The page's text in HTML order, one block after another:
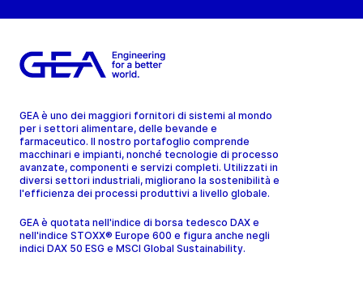
GEA è uno dei maggiori fornitori di sistemi al mondo
per i settori alimentare, delle bevande e
farmaceutico. Il nostro portafoglio comprende
macchinari e impianti, nonché tecnologie di processo
avanzate, componenti e servizi completi. Utilizzati in
diversi settori industriali, migliorano la sostenibilità e
l'efficienza dei processi produttivi a livello globale.
GEA è quotata nell'indice di borsa tedesco DAX e
nell'indice STOXX® Europe 600 e figura anche negli
indici DAX 50 ESG e MSCI Global Sustainability.